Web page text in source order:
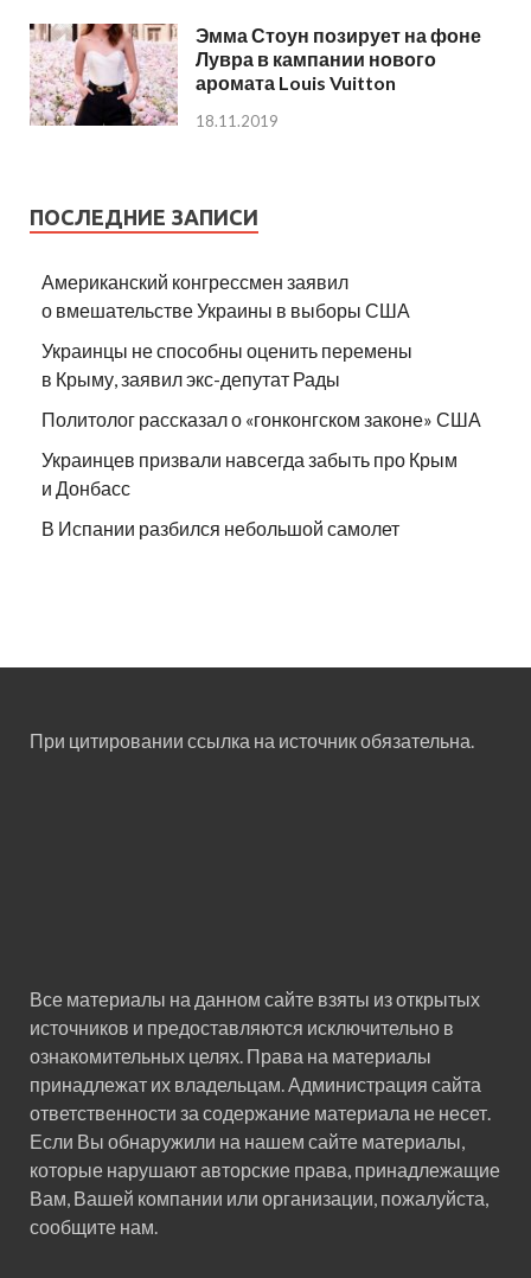
Эмма Стоун позирует на фоне
Лувра в кампании нового
аромата Louis Vuitton
18.11.2019
ПОСЛЕДНИЕ ЗАПИСИ
Американский конгрессмен заявил
о вмешательстве Украины в выборы США
Украинцы не способны оценить перемены
в Крыму, заявил экс-депутат Рады
Политолог рассказал о «гонконгском законе» США
Украинцев призвали навсегда забыть про Крым
и Донбасс
В Испании разбился небольшой самолет
При цитировании ссылка на источник обязательна.
Все материалы на данном сайте взяты из открытых
источников и предоставляются исключительно в
ознакомительных целях. Права на материалы
принадлежат их владельцам. Администрация сайта
ответственности за содержание материала не несет.
Если Вы обнаружили на нашем сайте материалы,
которые нарушают авторские права, принадлежащие
Вам, Вашей компании или организации, пожалуйста,
сообщите нам.